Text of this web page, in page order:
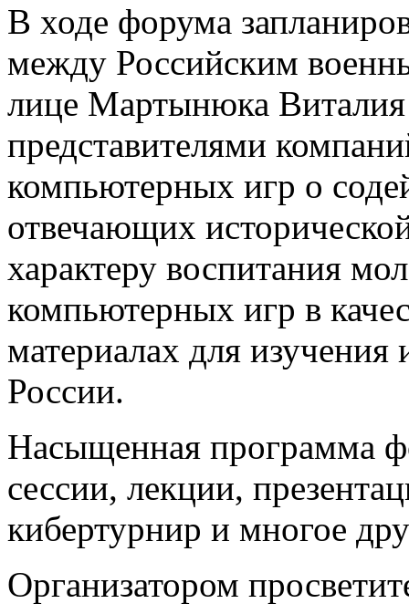
В ходе форума
между Российским
лице Мартынюка
представителями
компьютерных игр о
отвечающих
характеру воспитания
компьютерных игр в
материалах для изучения
России.
Насыщенная программа
сессии, лекции,
кибертурнир и многое
Организатором